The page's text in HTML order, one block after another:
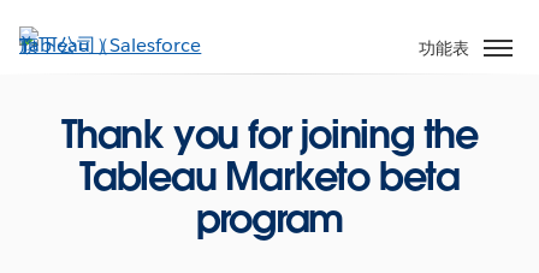
至
功能表
Thank you for joining the
Tableau Marketo beta
program